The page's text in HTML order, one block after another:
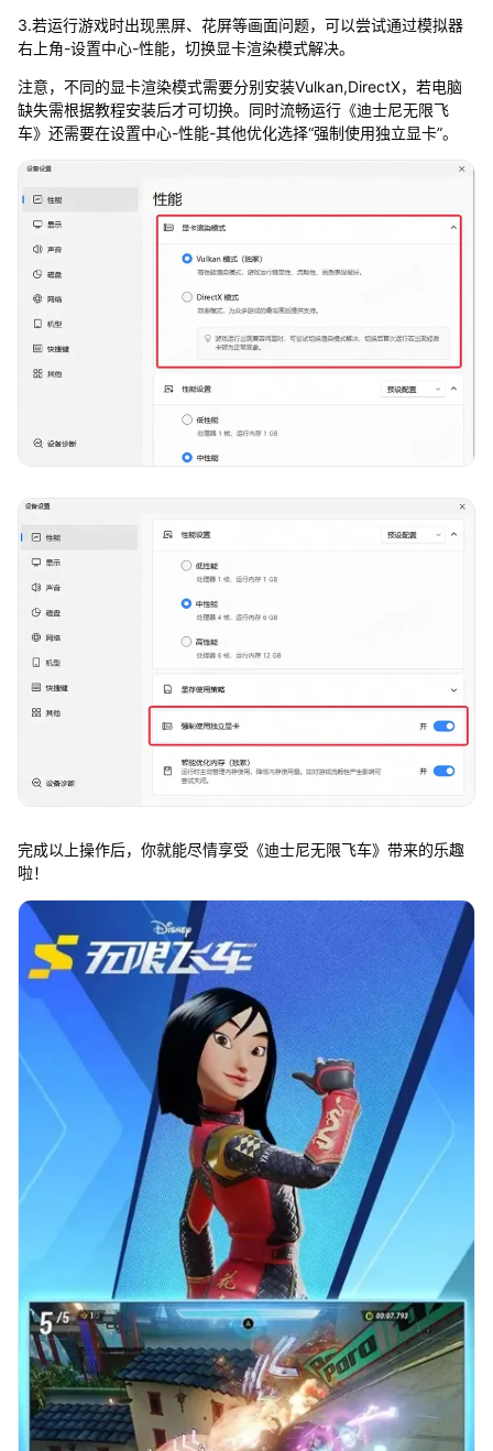
3.若运行游戏时出现黑屏、花屏等画面问题，可以尝试通过模拟器
右上角-设置中心-性能，切换显卡渲染模式解决。
注意，不同的显卡渲染模式需要分别安装Vulkan,DirectX，若电脑
缺失需根据教程安装后才可切换。同时流畅运行《迪士尼无限飞
车》还需要在设置中心-性能-其他优化选择“强制使用独立显卡”。
完成以上操作后，你就能尽情享受《迪士尼无限飞车》带来的乐趣
啦！